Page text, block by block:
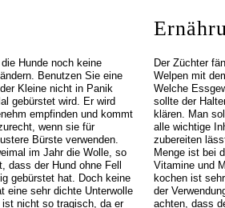
Hunde noch keine
Benutzen Sie eine
Kleine nicht in Panik
gebürstet wird. Er wird
empfinden und kommt
wenn sie für
Bürste verwenden.
im Jahr die Wolle, so
dass der Hund ohne Fell
gebürstet hat. Doch keine
eine sehr dichte Unterwolle
nicht so tragisch, da er
Der Züchter
Welpen mit
Welche
sollte der
klären. Man
alle wichtige
zubereiten
Menge ist bei
Vitamine und
kochen ist
der
achten, dass